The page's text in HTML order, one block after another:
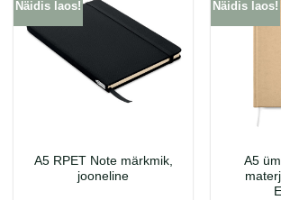
Näidis laos!
A5 RPET Note märkmik,
jooneline
Näidis laos!
A5